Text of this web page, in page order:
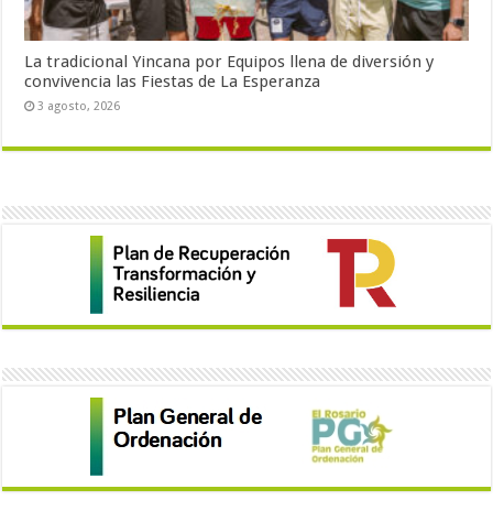
La tradicional Yincana por Equipos llena de diversión y
convivencia las Fiestas de La Esperanza
3 agosto, 2026